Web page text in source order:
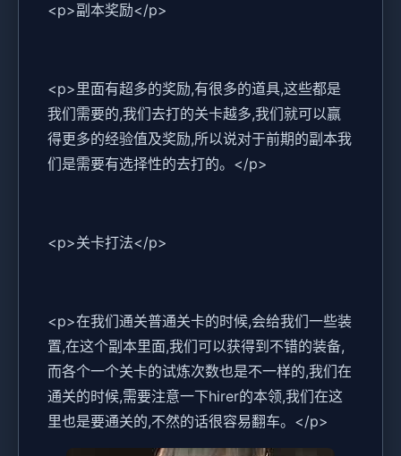
<p>副本奖励</p>
<p>里面有超多的奖励,有很多的道具,这些都是
我们需要的,我们去打的关卡越多,我们就可以赢
得更多的经验值及奖励,所以说对于前期的副本我
们是需要有选择性的去打的。</p>
<p>关卡打法</p>
<p>在我们通关普通关卡的时候,会给我们一些装
置,在这个副本里面,我们可以获得到不错的装备,
而各个一个关卡的试炼次数也是不一样的,我们在
通关的时候,需要注意一下hirer的本领,我们在这
里也是要通关的,不然的话很容易翻车。</p>